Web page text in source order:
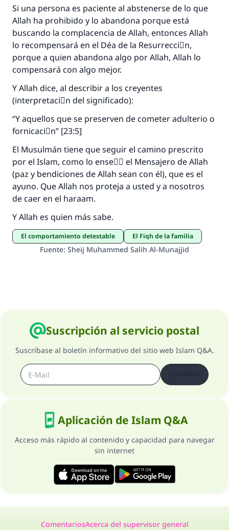
Si una persona es paciente al abstenerse de lo que
Allah ha prohibido y lo abandona porque está
buscando la complacencia de Allah, entonces Allah
lo recompensará en el Déa de la Resurrecciَn,
porque a quien abandona algo por Allah, Allah lo
compensará con algo mejor.
Y Allah dice, al describir a los creyentes
(interpretaciَn del significado):
“Y aquellos que se preserven de cometer adulterio o
fornicaciَn” [23:5]
El Musulmán tiene que seguir el camino prescrito
por el Islam, como lo enseٌَ el Mensajero de Allah
(paz y bendiciones de Allah sean con él), que es el
ayuno. Que Allah nos proteja a usted y a nosotros
de caer en el haraam.
Y Allah es quien más sabe.
El comportamiento detestable El Fiqh de la familia
Fuente: Sheij Muhammed Salih Al-Munajjid
Suscripción al servicio postal
Suscríbase al boletín informativo del sitio web Islam Q&A.
Aplicación de Islam Q&A
Acceso más rápido al contenido y capacidad para navegar
sin internet
ComentariosAcerca del supervisor general